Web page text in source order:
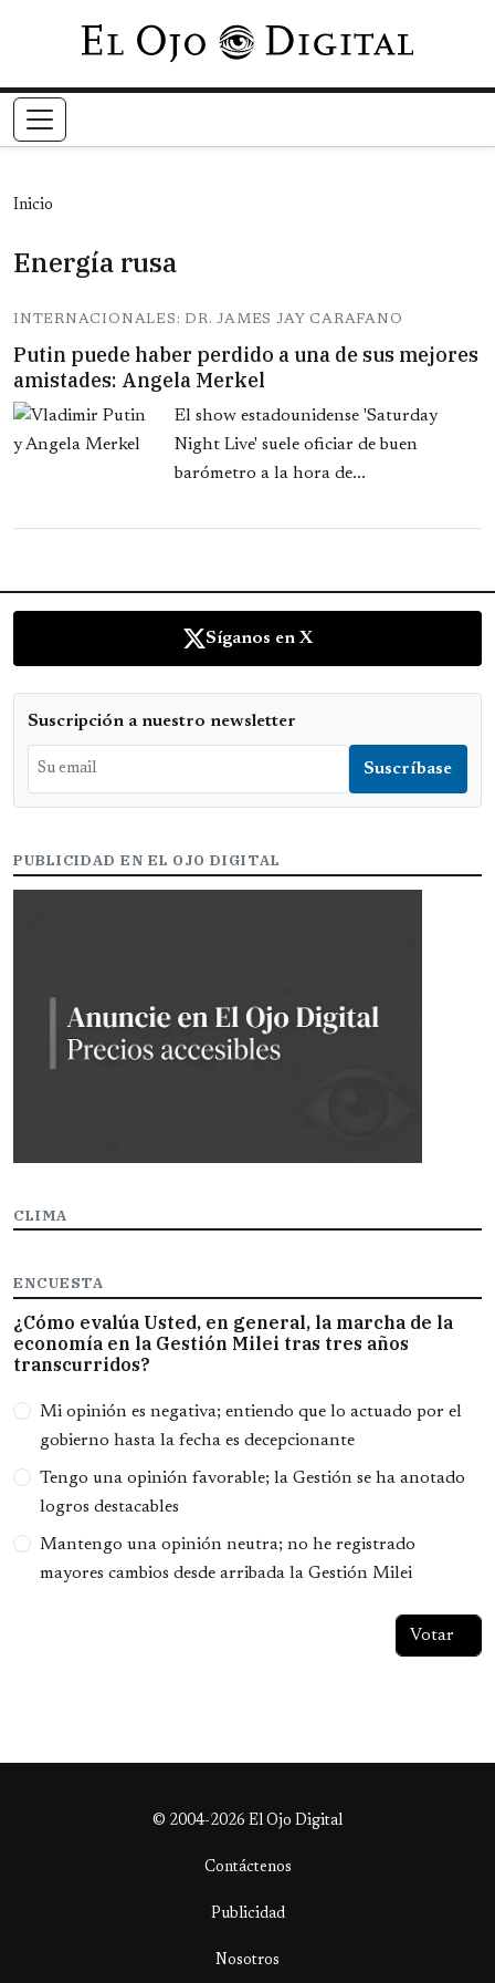
Pasar al contenido principal
Inicio
Energía rusa
INTERNACIONALES: DR. JAMES JAY CARAFANO
Putin puede haber perdido a una de sus mejores
amistades: Angela Merkel
El show estadounidense 'Saturday
Night Live' suele oficiar de buen
barómetro a la hora de...
Síganos en X
Suscripción a nuestro newsletter
PUBLICIDAD EN EL OJO DIGITAL
CLIMA
ENCUESTA
¿Cómo evalúa Usted, en general, la marcha de la
economía en la Gestión Milei tras tres años
transcurridos?
Opciones
Mi opinión es negativa; entiendo que lo actuado por el
gobierno hasta la fecha es decepcionante
Tengo una opinión favorable; la Gestión se ha anotado
logros destacables
Mantengo una opinión neutra; no he registrado
mayores cambios desde arribada la Gestión Milei
© 2004-2026 El Ojo Digital
Contáctenos
Publicidad
Nosotros